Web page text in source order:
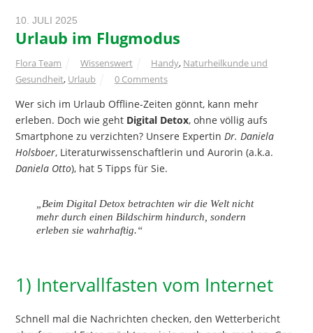
10. JULI 2025
Urlaub im Flugmodus
Flora Team Wissenswert Handy, Naturheilkunde und
Gesundheit, Urlaub 0 Comments
Wer sich im Urlaub Offline-Zeiten gönnt, kann mehr
erleben. Doch wie geht Digital Detox, ohne völlig aufs
Smartphone zu verzichten? Unsere ExpertinDr. Daniela
Holsboer, Literaturwissenschaftlerin und Aurorin (a.k.a.
Daniela Otto), hat 5 Tipps für Sie.
„Beim Digital Detox betrachten wir die Welt nicht
mehr durch einen Bildschirm hindurch, sondern
erleben sie wahrhaftig.“
1) Intervallfasten vom Internet
Schnell mal die Nachrichten checken, den Wetterbericht